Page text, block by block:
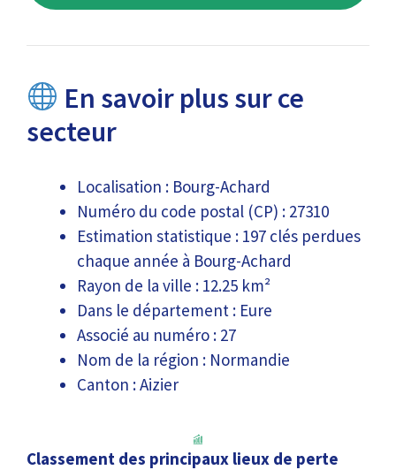
En savoir plus sur ce
secteur
Localisation : Bourg-Achard
Numéro du code postal (CP) : 27310
Estimation statistique : 197 clés perdues
chaque année à Bourg-Achard
Rayon de la ville : 12.25 km²
Dans le département : Eure
Associé au numéro : 27
Nom de la région : Normandie
Canton : Aizier
Classement des principaux lieux de perte